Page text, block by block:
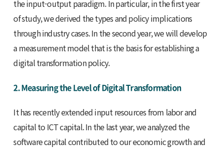
the input-output paradigm. In particular, in the first year
of study, we derived the types and policy implications
through industry cases. In the second year, we will develop
a measurement model that is the basis for establishing a
digital transformation policy.
2. Measuring the Level of Digital Transformation
It has recently extended input resources from labor and
capital to ICT capital. In the last year, we analyzed the
software capital contributed to our economic growth and